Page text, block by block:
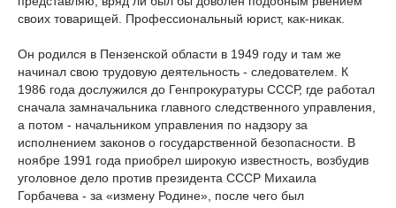
своих товарищей. Профессиональный юрист, как-никак.
Он родился в Пензенской области в 1949 году и там же
начинал свою трудовую деятельность - следователем. К
1986 года дослужился до Генпрокуратуры СССР, где работал
сначала замначальника главного следственного управления,
а потом - начальником управления по надзору за
исполнением законов о государственной безопасности. В
ноябре 1991 года приобрел широкую известность, возбудив
уголовное дело против президента СССР Михаила
Горбачева - за «измену Родине», после чего был